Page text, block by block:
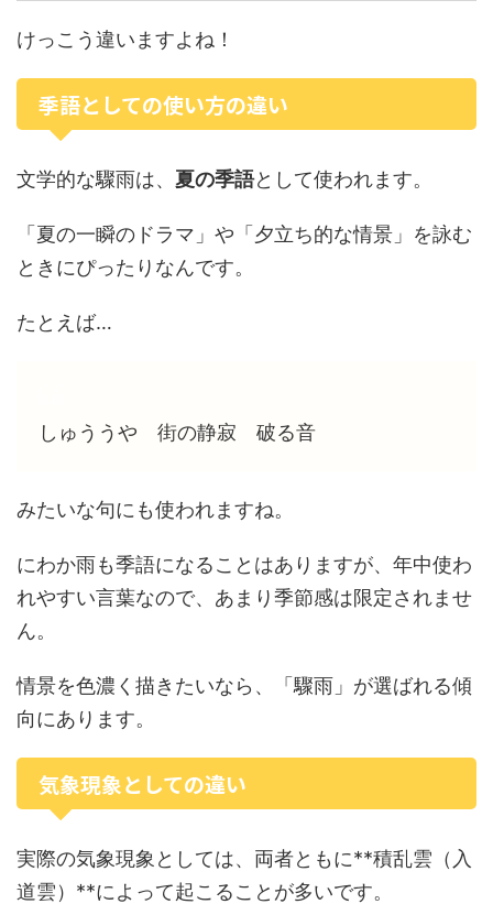
けっこう違いますよね！
季語としての使い方の違い
文学的な驟雨は、 夏の季語として使われます。
「夏の一瞬のドラマ」や「夕立ち的な情景」を詠む
ときにぴったりなんです。
たとえば…
しゅううや 街の静寂 破る音
みたいな句にも使われますね。
にわか雨も季語になることはありますが、年中使わ
れやすい言葉なので、あまり季節感は限定されませ
ん。
情景を色濃く描きたいなら、「驟雨」が選ばれる傾
向にあります。
気象現象としての違い
実際の気象現象としては、両者ともに**積乱雲（入
道雲）**によって起こることが多いです。